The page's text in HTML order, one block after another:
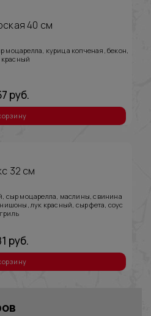
40 см
моцарелла, курица копченая, бекон,
красный
руб.
32 см
сыр моцарелла, маслины, свинина
лук красный, сыр фета, соус
гриль
руб.